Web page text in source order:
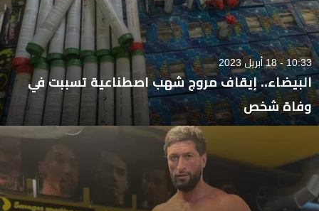
10:33 - 18 أبريل 2023
البيضاء.. إيقاف مروج شهب اصطناعية تسببت في
وفاة شخص